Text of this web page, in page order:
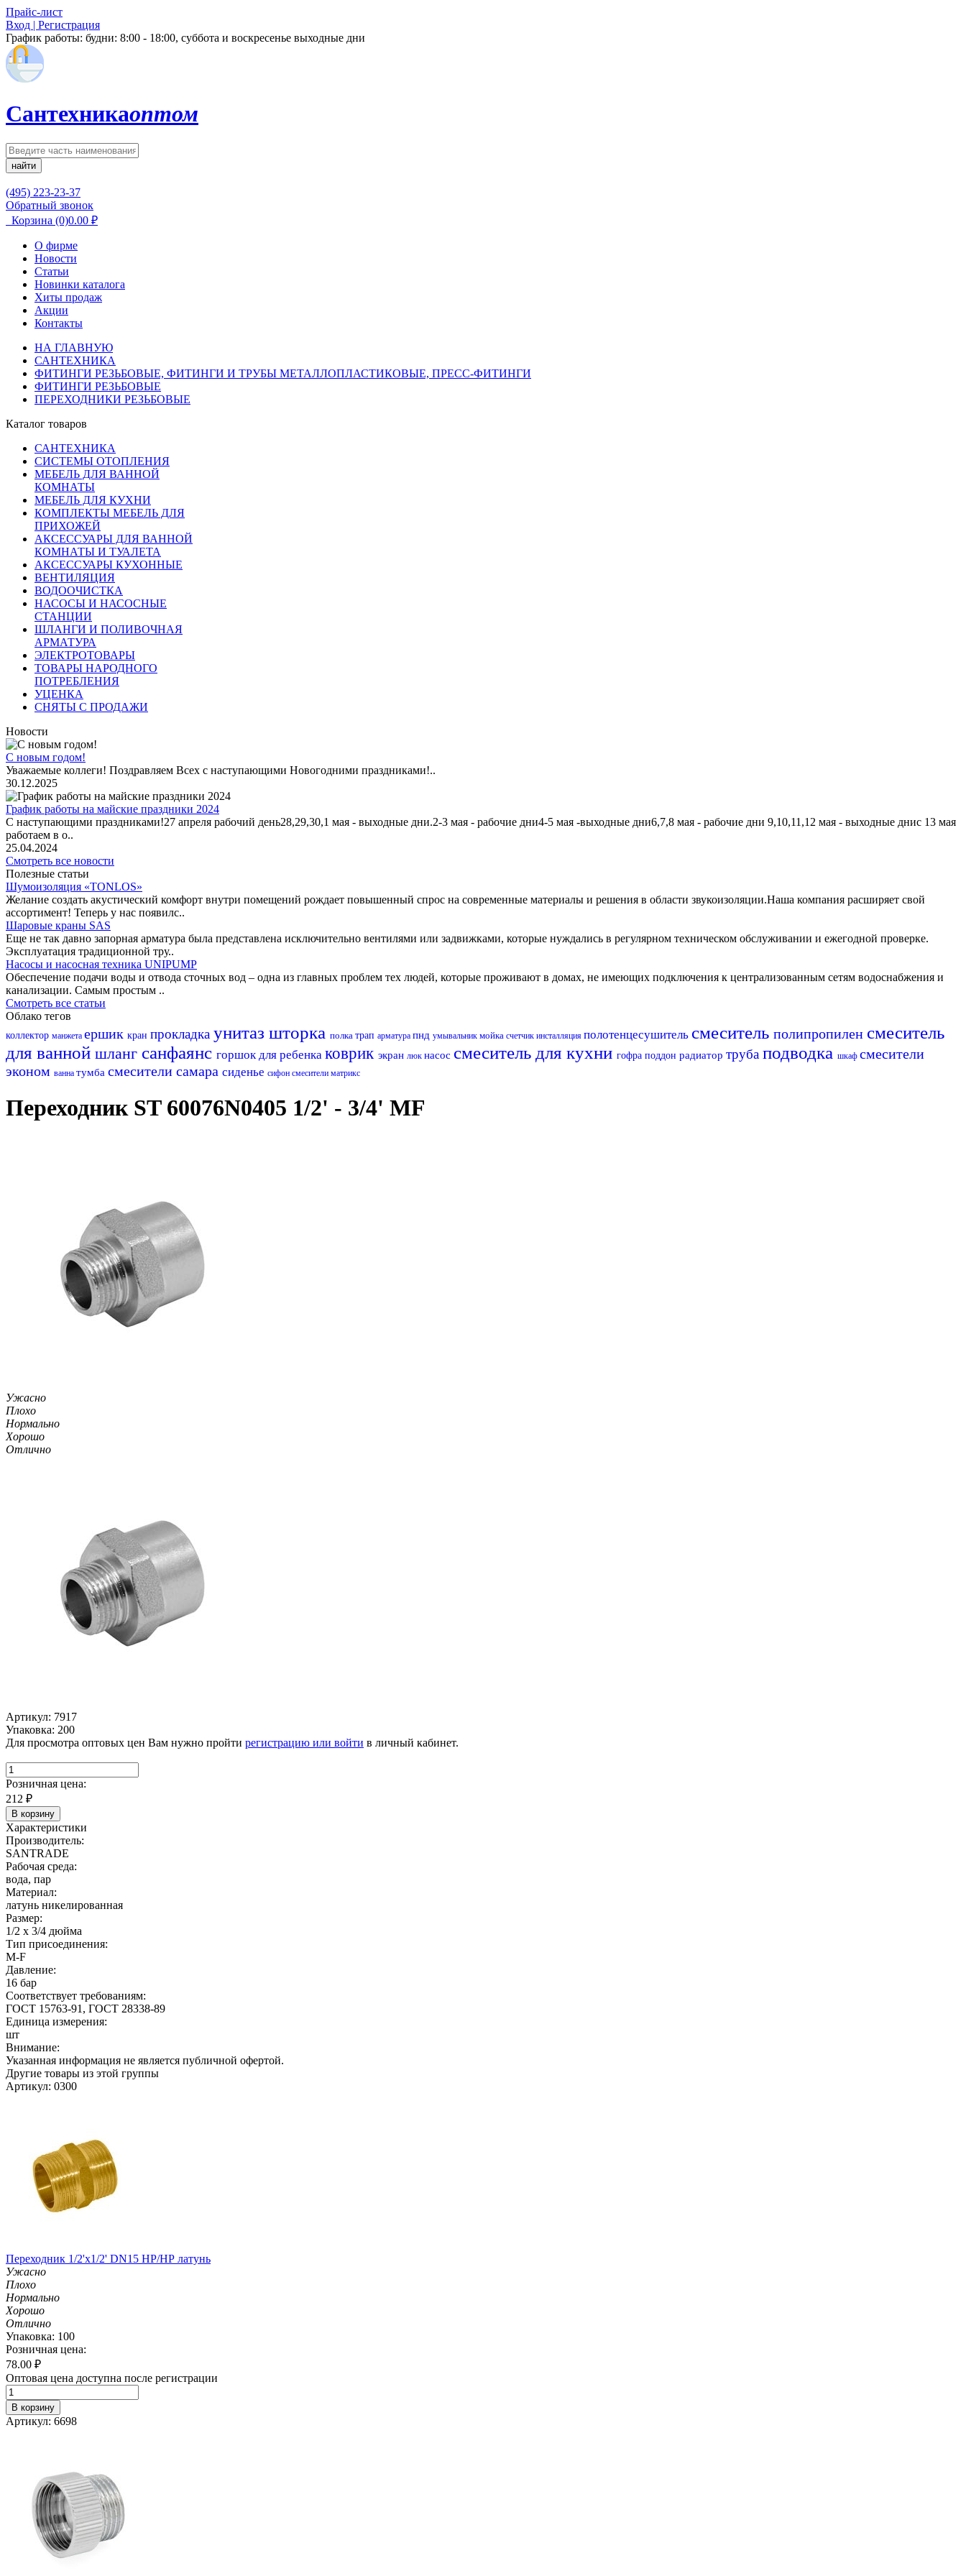
Прайс-лист
Вход | Регистрация
График работы: будни: 8:00 - 18:00, суббота и воскресенье выходные дни
Сантехникаоптом
найти
(495) 223-23-37
Обратный звонок
Корзина (0)0.00 ₽
О фирме
Новости
Статьи
Новинки каталога
Хиты продаж
Акции
Контакты
НА ГЛАВНУЮ
САНТЕХНИКА
ФИТИНГИ РЕЗЬБОВЫЕ, ФИТИНГИ И ТРУБЫ МЕТАЛЛОПЛАСТИКОВЫЕ, ПРЕСС-ФИТИНГИ
ФИТИНГИ РЕЗЬБОВЫЕ
ПЕРЕХОДНИКИ РЕЗЬБОВЫЕ
Каталог товаров
САНТЕХНИКА
СИСТЕМЫ ОТОПЛЕНИЯ
МЕБЕЛЬ ДЛЯ ВАННОЙ
КОМНАТЫ
МЕБЕЛЬ ДЛЯ КУХНИ
КОМПЛЕКТЫ МЕБЕЛЬ ДЛЯ
ПРИХОЖЕЙ
АКСЕССУАРЫ ДЛЯ ВАННОЙ
КОМНАТЫ И ТУАЛЕТА
АКСЕССУАРЫ КУХОННЫЕ
ВЕНТИЛЯЦИЯ
ВОДООЧИСТКА
НАСОСЫ И НАСОСНЫЕ
СТАНЦИИ
ШЛАНГИ И ПОЛИВОЧНАЯ
АРМАТУРА
ЭЛЕКТРОТОВАРЫ
ТОВАРЫ НАРОДНОГО
ПОТРЕБЛЕНИЯ
УЦЕНКА
СНЯТЫ С ПРОДАЖИ
Новости
С новым годом!
Уважаемые коллеги! Поздравляем Всех с наступающими Новогодними праздниками!..
30.12.2025
График работы на майские праздники 2024
С наступающими праздниками!27 апреля рабочий день28,29,30,1 мая - выходные дни.2-3 мая - рабочие дни4-5 мая -выходные дни6,7,8 мая - рабочие дни 9,10,11,12 мая - выходные днис 13 мая
работаем в о..
25.04.2024
Смотреть все новости
Полезные статьи
Шумоизоляция «TONLOS»
Желание создать акустический комфорт внутри помещений рождает повышенный спрос на современные материалы и решения в области звукоизоляции.Наша компания расширяет свой
ассортимент! Теперь у нас появилс..
Шаровые краны SAS
Еще не так давно запорная арматура была представлена исключительно вентилями или задвижками, которые нуждались в регулярном техническом обслуживании и ежегодной проверке.
Эксплуатация традиционной тру..
Насосы и насосная техника UNIPUMP
Обеспечение подачи воды и отвода сточных вод – одна из главных проблем тех людей, которые проживают в домах, не имеющих подключения к централизованным сетям водоснабжения и
канализации. Самым простым ..
Смотреть все статьи
Облако тегов
коллектор манжета ершик кран прокладка унитаз шторка полка трап арматура пнд умывальник мойка счетчик инсталляция полотенцесушитель смеситель полипропилен смеситель
для ванной шланг санфаянс горшок для ребенка коврик экран люк насос смеситель для кухни гофра поддон радиатор труба подводка шкаф смесители
эконом ванна тумба смесители самара сиденье сифон смесители матрикс
Переходник ST 60076N0405 1/2' - 3/4' MF
Ужасно
Плохо
Нормально
Хорошо
Отлично
Артикул: 7917
Упаковка: 200
Для просмотра оптовых цен Вам нужно пройти регистрацию или войти в личный кабинет.
Розничная цена:
212 ₽
В корзину
Характеристики
Производитель:
SANTRADE
Рабочая среда:
вода, пар
Материал:
латунь никелированная
Размер:
1/2 х 3/4 дюйма
Тип присоединения:
M-F
Давление:
16 бар
Соответствует требованиям:
ГОСТ 15763-91, ГОСТ 28338-89
Единица измерения:
шт
Внимание:
Указанная информация не является публичной офертой.
Другие товары из этой группы
Артикул: 0300
Переходник 1/2'х1/2' DN15 НР/НР латунь
Ужасно
Плохо
Нормально
Хорошо
Отлично
Упаковка: 100
Розничная цена:
78.00 ₽
Оптовая цена доступна после регистрации
В корзину
Артикул: 6698